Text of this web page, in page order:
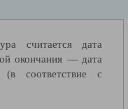
считается дата
окончания — дата
(в соответствие с